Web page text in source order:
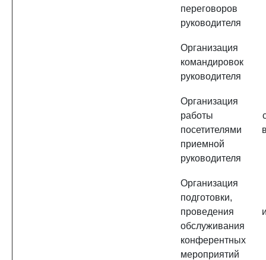
переговоров
руководителя
Организация
командировок
руководителя
Организация
работы
посетителями
приемной
руководителя
Организация
подготовки,
проведения
обслуживания
конферентных
мероприятий